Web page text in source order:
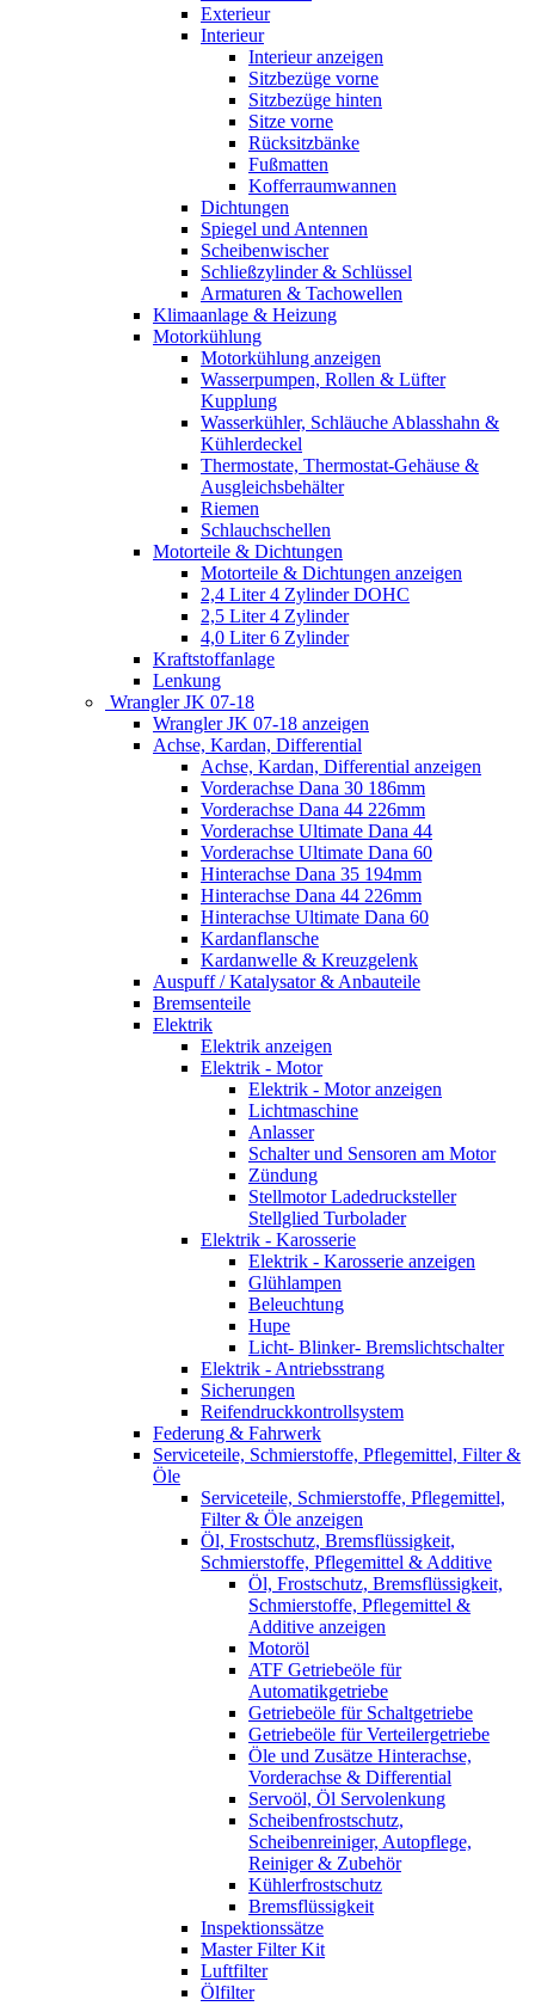
Exterieur
Interieur
Interieur anzeigen
Sitzbezüge vorne
Sitzbezüge hinten
Sitze vorne
Rücksitzbänke
Fußmatten
Kofferraumwannen
Dichtungen
Spiegel und Antennen
Scheibenwischer
Schließzylinder & Schlüssel
Armaturen & Tachowellen
Klimaanlage & Heizung
Motorkühlung
Motorkühlung anzeigen
Wasserpumpen, Rollen & Lüfter
Kupplung
Wasserkühler, Schläuche Ablasshahn &
Kühlerdeckel
Thermostate, Thermostat-Gehäuse &
Ausgleichsbehälter
Riemen
Schlauchschellen
Motorteile & Dichtungen
Motorteile & Dichtungen anzeigen
2,4 Liter 4 Zylinder DOHC
2,5 Liter 4 Zylinder
4,0 Liter 6 Zylinder
Kraftstoffanlage
Lenkung
Wrangler JK 07-18
Wrangler JK 07-18 anzeigen
Achse, Kardan, Differential
Achse, Kardan, Differential anzeigen
Vorderachse Dana 30 186mm
Vorderachse Dana 44 226mm
Vorderachse Ultimate Dana 44
Vorderachse Ultimate Dana 60
Hinterachse Dana 35 194mm
Hinterachse Dana 44 226mm
Hinterachse Ultimate Dana 60
Kardanflansche
Kardanwelle & Kreuzgelenk
Auspuff / Katalysator & Anbauteile
Bremsenteile
Elektrik
Elektrik anzeigen
Elektrik - Motor
Elektrik - Motor anzeigen
Lichtmaschine
Anlasser
Schalter und Sensoren am Motor
Zündung
Stellmotor Ladedrucksteller
Stellglied Turbolader
Elektrik - Karosserie
Elektrik - Karosserie anzeigen
Glühlampen
Beleuchtung
Hupe
Licht- Blinker- Bremslichtschalter
Elektrik - Antriebsstrang
Sicherungen
Reifendruckkontrollsystem
Federung & Fahrwerk
Serviceteile, Schmierstoffe, Pflegemittel, Filter &
Öle
Serviceteile, Schmierstoffe, Pflegemittel,
Filter & Öle anzeigen
Öl, Frostschutz, Bremsflüssigkeit,
Schmierstoffe, Pflegemittel & Additive
Öl, Frostschutz, Bremsflüssigkeit,
Schmierstoffe, Pflegemittel &
Additive anzeigen
Motoröl
ATF Getriebeöle für
Automatikgetriebe
Getriebeöle für Schaltgetriebe
Getriebeöle für Verteilergetriebe
Öle und Zusätze Hinterachse,
Vorderachse & Differential
Servoöl, Öl Servolenkung
Scheibenfrostschutz,
Scheibenreiniger, Autopflege,
Reiniger & Zubehör
Kühlerfrostschutz
Bremsflüssigkeit
Inspektionssätze
Master Filter Kit
Luftfilter
Ölfilter